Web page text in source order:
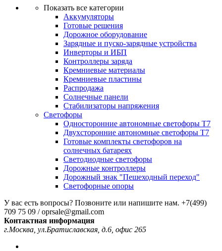
Показать все категории
Аккумуляторы
Готовые решения
Дорожное оборудование
Зарядные и пуско-зарядные устройства
Инверторы и ИБП
Контроллеры заряда
Кремниевые материалы
Кремниевые пластины
Распродажа
Солнечные панели
Стабилизаторы напряжения
Светофоры
Односторонние автономные светофоры Т7
Двухсторонние автономные светофоры Т7
Готовые комплекты светофоров на
солнечных батареях
Светодиодные светофоры
Дорожные контроллеры
Дорожный знак "Пешеходный переход"
Светофорные опоры
У вас есть вопросы? Позвоните или напишите нам. +7(499)
709 75 09 / oprsale@gmail.com
Контактная информация
г.Москва, ул.Братиславская, д.6, офис 265